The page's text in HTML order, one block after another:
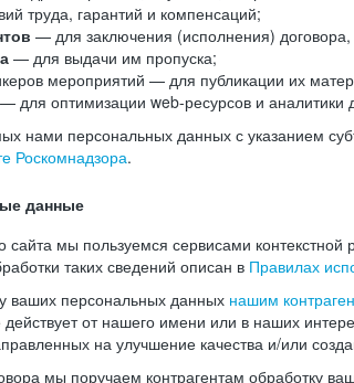
труда, гарантий и компенсаций;
— для заключения (исполнения)
— для выдачи им пропуска;
мероприятий — для публикации их
для оптимизации web-ресурсов и аналитики
нами персональных данных с указанием
Роскомнадзора.
данные
мы пользуемся сервисами
таких сведений описан в Правилах
ваших персональных данных нашим
от нашего имени или в наших
на улучшение качества и/или
мы поручаем контрагентам обработку